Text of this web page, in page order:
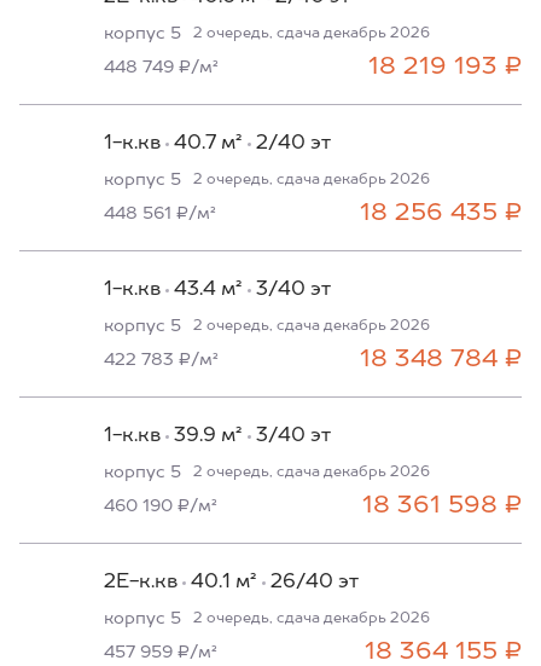
корпус 5 2 очередь, сдача декабрь 2026
18 219 193 ₽
448 749 ₽/м²
1-к.кв 40.7 м² 2/40 эт
корпус 5 2 очередь, сдача декабрь 2026
18 256 435 ₽
448 561 ₽/м²
1-к.кв 43.4 м² 3/40 эт
корпус 5 2 очередь, сдача декабрь 2026
18 348 784 ₽
422 783 ₽/м²
1-к.кв 39.9 м² 3/40 эт
корпус 5 2 очередь, сдача декабрь 2026
18 361 598 ₽
460 190 ₽/м²
2Е-к.кв 40.1 м² 26/40 эт
корпус 5 2 очередь, сдача декабрь 2026
18 364 155 ₽
457 959 ₽/м²